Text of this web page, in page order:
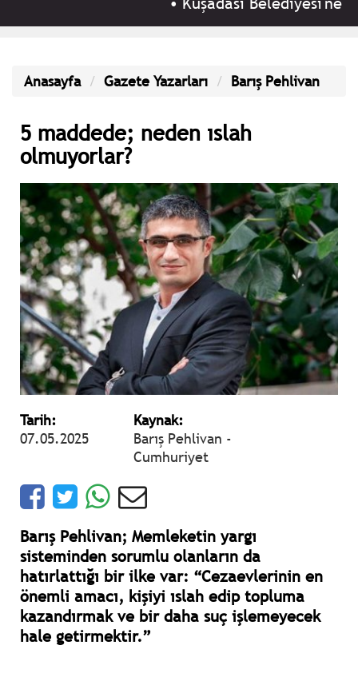
Anasayfa Gazete Yazarları Barış Pehlivan
5 maddede; neden ıslah
olmuyorlar?
Tarih:
07.05.2025
Kaynak:
Barış Pehlivan -
Cumhuriyet
Barış Pehlivan; Memleketin yargı
sisteminden sorumlu olanların da
hatırlattığı bir ilke var: “Cezaevlerinin en
önemli amacı, kişiyi ıslah edip topluma
kazandırmak ve bir daha suç işlemeyecek
hale getirmektir.”